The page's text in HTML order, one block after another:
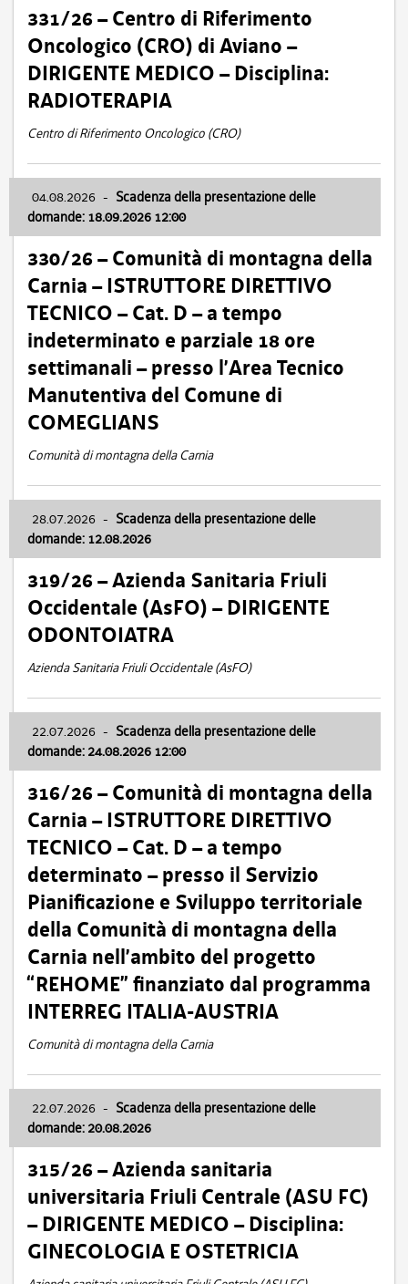
331/26 – Centro di Riferimento
Oncologico (CRO) di Aviano –
DIRIGENTE MEDICO – Disciplina:
RADIOTERAPIA
Centro di Riferimento Oncologico (CRO)
04.08.2026 - Scadenza della presentazione delle
domande: 18.09.2026 12:00
330/26 – Comunità di montagna della
Carnia – ISTRUTTORE DIRETTIVO
TECNICO – Cat. D – a tempo
indeterminato e parziale 18 ore
settimanali – presso l’Area Tecnico
Manutentiva del Comune di
COMEGLIANS
Comunità di montagna della Carnia
28.07.2026 - Scadenza della presentazione delle
domande: 12.08.2026
319/26 – Azienda Sanitaria Friuli
Occidentale (AsFO) – DIRIGENTE
ODONTOIATRA
Azienda Sanitaria Friuli Occidentale (AsFO)
22.07.2026 - Scadenza della presentazione delle
domande: 24.08.2026 12:00
316/26 – Comunità di montagna della
Carnia – ISTRUTTORE DIRETTIVO
TECNICO – Cat. D – a tempo
determinato – presso il Servizio
Pianificazione e Sviluppo territoriale
della Comunità di montagna della
Carnia nell’ambito del progetto
“REHOME” finanziato dal programma
INTERREG ITALIA-AUSTRIA
Comunità di montagna della Carnia
22.07.2026 - Scadenza della presentazione delle
domande: 20.08.2026
315/26 – Azienda sanitaria
universitaria Friuli Centrale (ASU FC)
– DIRIGENTE MEDICO – Disciplina:
GINECOLOGIA E OSTETRICIA